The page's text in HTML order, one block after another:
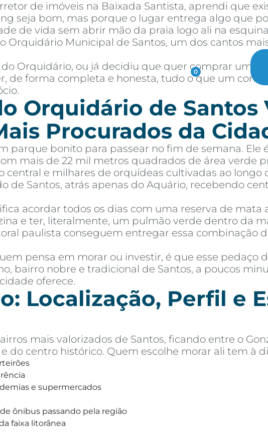
Por Dentro da InvistaAR EducaçãoContatoFavoritos 0
de imóveis na Baixada Santista, aprendi que
seja bom, mas porque o lugar entrega algo que
de vida sem abrir mão da praia logo ali na
Orquidário Municipal de Santos, um dos cantos
Orquidário, ou já decidiu que quer comprar um
de forma completa e honesta, tudo o que um
Orquidário de Santos
Procurados da
parque bonito para passear no fim de semana. Ele
mais de 22 mil metros quadrados de área verde
e milhares de orquídeas cultivadas ao longo
Santos, atrás apenas do Aquário, recebendo
acordar todos os dias com uma reserva de mata
e ter, literalmente, um pulmão verde dentro da
paulista conseguem entregar essa combinação
pensa em morar ou investir, é que esse pedaço
bairro nobre e tradicional de Santos, a poucos
oferece.
Localização, Perfil e
mais valorizados de Santos, ficando entre o
do centro histórico. Quem escolhe morar ali tem à
e supermercados
ônibus passando pela região
faixa litorânea